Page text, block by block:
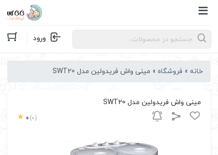
Products
search ورود
خانه » فروشگاه » مینی واش فریدولین مدل SWT20
مینی واش فریدولین مدل SWT20
0 (0)